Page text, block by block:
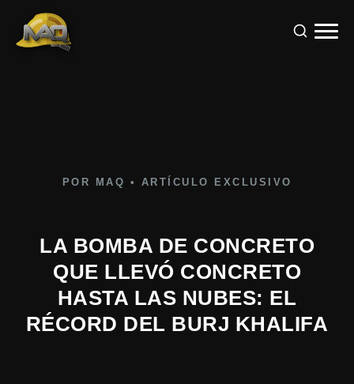
POR MAQ • ARTÍCULO EXCLUSIVO
LA BOMBA DE CONCRETO
QUE LLEVÓ CONCRETO
HASTA LAS NUBES: EL
RÉCORD DEL BURJ KHALIFA